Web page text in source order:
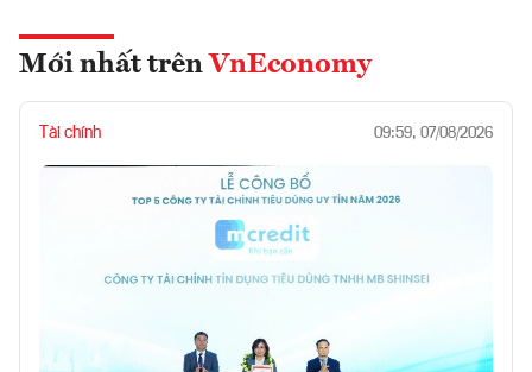
Mới nhất trên VnEconomy
Tài chính 09:59, 07/08/2026